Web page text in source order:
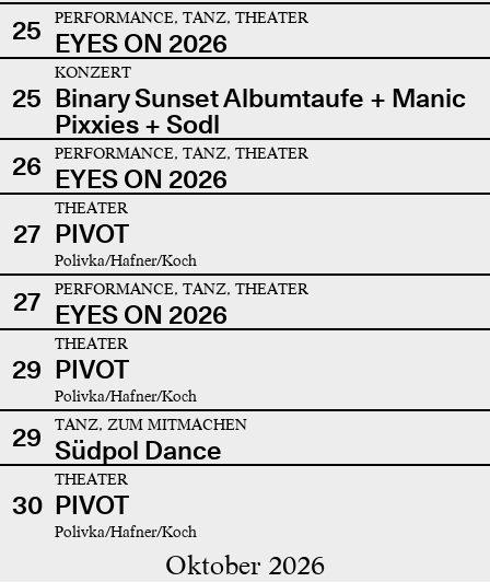
25 PERFORMANCE, TANZ, THEATER
EYES ON 2026
25
KONZERT
Binary Sunset Albumtaufe + Manic
Pixxies + Sodl
26
PERFORMANCE, TANZ, THEATER
EYES ON 2026
27
THEATER
PIVOT
Polivka/Hafner/Koch
27 PERFORMANCE, TANZ, THEATER
EYES ON 2026
29
THEATER
PIVOT
Polivka/Hafner/Koch
29 TANZ, ZUM MITMACHEN
Südpol Dance
30
THEATER
PIVOT
Polivka/Hafner/Koch
Oktober 2026